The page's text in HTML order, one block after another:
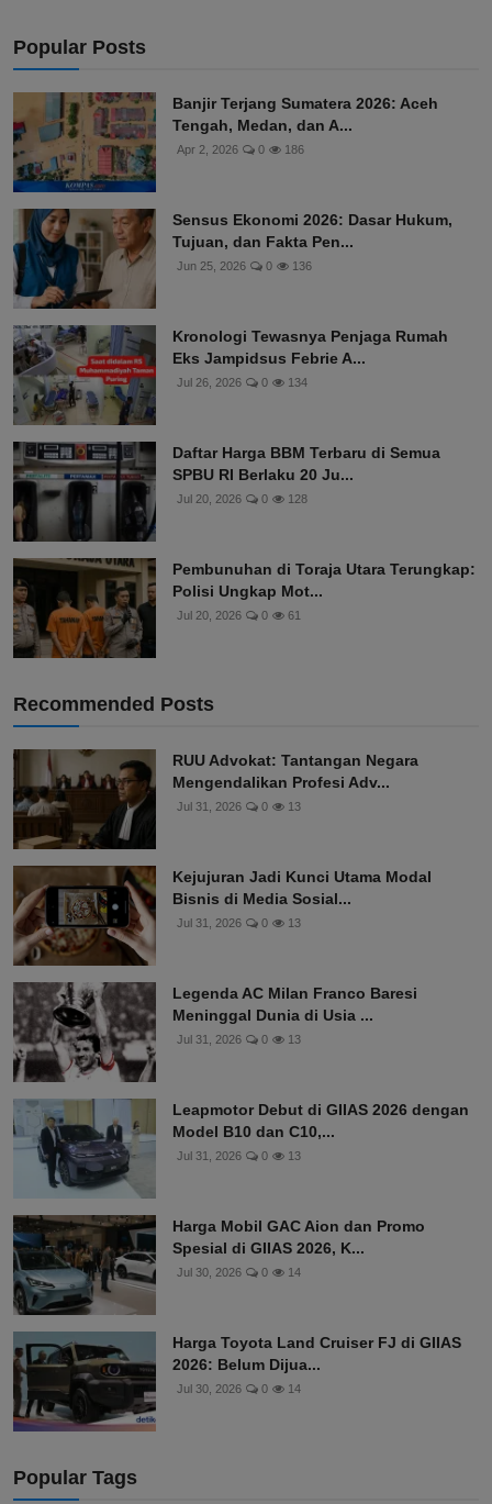
Popular Posts
Banjir Terjang Sumatera 2026: Aceh
Tengah, Medan, dan A...
Apr 2, 2026 0 186
Sensus Ekonomi 2026: Dasar Hukum,
Tujuan, dan Fakta Pen...
Jun 25, 2026 0 136
Kronologi Tewasnya Penjaga Rumah
Eks Jampidsus Febrie A...
Jul 26, 2026 0 134
Daftar Harga BBM Terbaru di Semua
SPBU RI Berlaku 20 Ju...
Jul 20, 2026 0 128
Pembunuhan di Toraja Utara Terungkap:
Polisi Ungkap Mot...
Jul 20, 2026 0 61
Recommended Posts
RUU Advokat: Tantangan Negara
Mengendalikan Profesi Adv...
Jul 31, 2026 0 13
Kejujuran Jadi Kunci Utama Modal
Bisnis di Media Sosial...
Jul 31, 2026 0 13
Legenda AC Milan Franco Baresi
Meninggal Dunia di Usia ...
Jul 31, 2026 0 13
Leapmotor Debut di GIIAS 2026 dengan
Model B10 dan C10,...
Jul 31, 2026 0 13
Harga Mobil GAC Aion dan Promo
Spesial di GIIAS 2026, K...
Jul 30, 2026 0 14
Harga Toyota Land Cruiser FJ di GIIAS
2026: Belum Dijua...
Jul 30, 2026 0 14
Popular Tags